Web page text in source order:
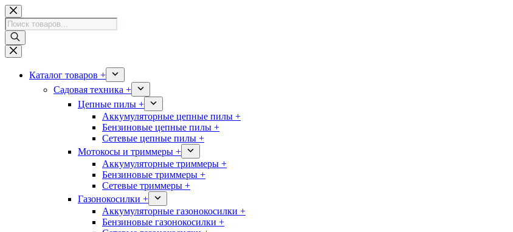
Перейти
к
сути
Поиск
товаров
Каталог товаров +
Садовая техника +
Цепные пилы +
Аккумуляторные цепные пилы +
Бензиновые цепные пилы +
Сетевые цепные пилы +
Мотокосы и триммеры +
Аккумуляторные триммеры +
Бензиновые триммеры +
Сетевые триммеры +
Газонокосилки +
Аккумуляторные газонокосилки +
Бензиновые газонокосилки +